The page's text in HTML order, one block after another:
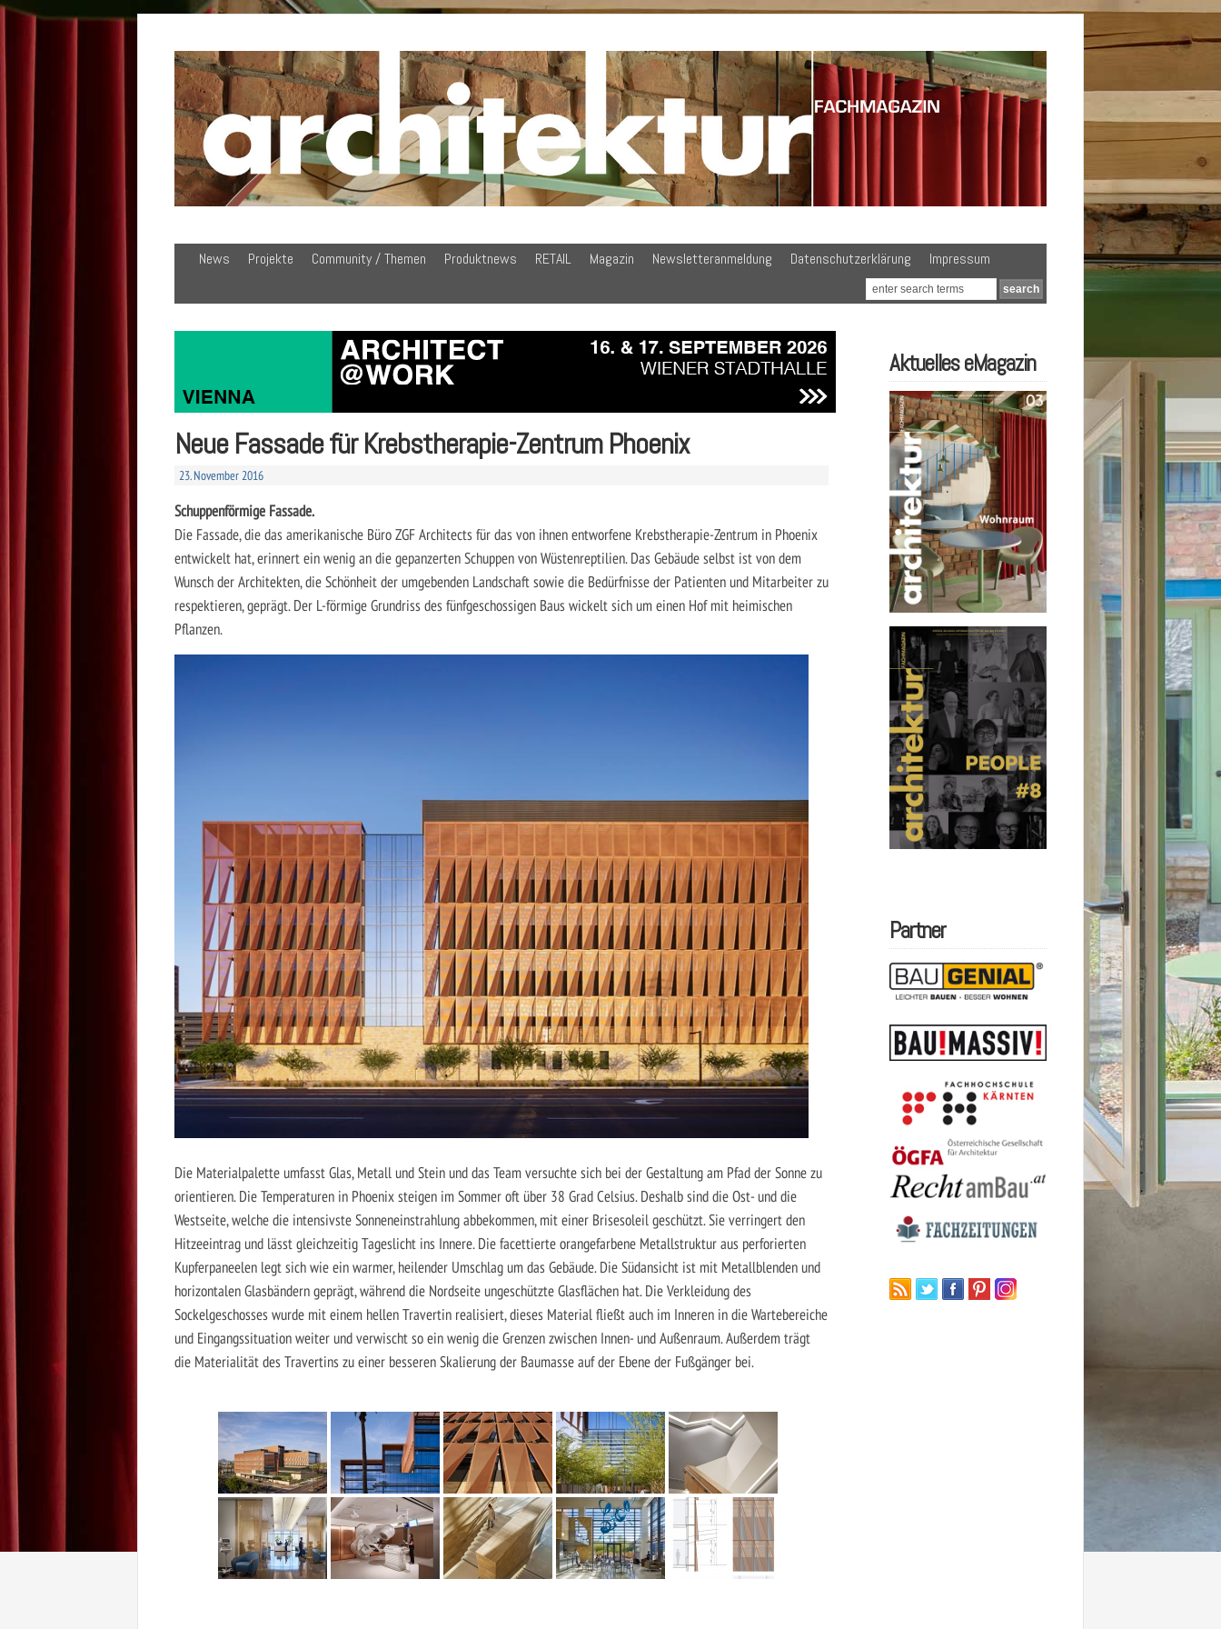
News Projekte Community / Themen Produktnews RETAIL Magazin Newsletteranmeldung Datenschutzerklärung Impressum
Neue Fassade für Krebstherapie-Zentrum Phoenix
23. November 2016
Schuppenförmige Fassade.
Die Fassade, die das amerikanische Büro ZGF Architects für das von ihnen entworfene Krebstherapie-Zentrum in Phoenix
entwickelt hat, erinnert ein wenig an die gepanzerten Schuppen von Wüstenreptilien. Das Gebäude selbst ist von dem
Wunsch der Architekten, die Schönheit der umgebenden Landschaft sowie die Bedürfnisse der Patienten und Mitarbeiter zu
respektieren, geprägt. Der L-förmige Grundriss des fünfgeschossigen Baus wickelt sich um einen Hof mit heimischen
Pflanzen.
Die Materialpalette umfasst Glas, Metall und Stein und das Team versuchte sich bei der Gestaltung am Pfad der Sonne zu
orientieren. Die Temperaturen in Phoenix steigen im Sommer oft über 38 Grad Celsius. Deshalb sind die Ost- und die
Westseite, welche die intensivste Sonneneinstrahlung abbekommen, mit einer Brisesoleil geschützt. Sie verringert den
Hitzeeintrag und lässt gleichzeitig Tageslicht ins Innere. Die facettierte orangefarbene Metallstruktur aus perforierten
Kupferpaneelen legt sich wie ein warmer, heilender Umschlag um das Gebäude. Die Südansicht ist mit Metallblenden und
horizontalen Glasbändern geprägt, während die Nordseite ungeschützte Glasflächen hat. Die Verkleidung des
Sockelgeschosses wurde mit einem hellen Travertin realisiert, dieses Material fließt auch im Inneren in die Wartebereiche
und Eingangssituation weiter und verwischt so ein wenig die Grenzen zwischen Innen- und Außenraum. Außerdem trägt
die Materialität des Travertins zu einer besseren Skalierung der Baumasse auf der Ebene der Fußgänger bei.
Aktuelles eMagazin
Partner